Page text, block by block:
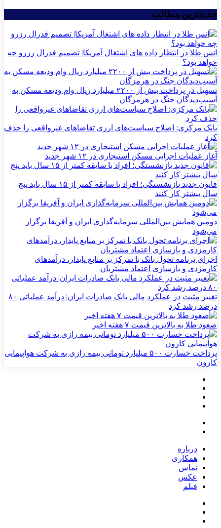
جدیدترین مطالب
انس طلا در انتظار داده های اشتغال آمریکا| تصمیم فدرال رزرو چه
خواهد بود؟
تسهیل در پرداخت بیش از ۲۲۰۰ میلیارد ریال وام ودیعه مسکن به
آسیب‌دیدگان جنگ در هرمزگان
بانک مرکزی: اصلاح سیاست‌های ارزی تقاضاهای غیرواقعی را حذف
کرد
آغاز عملیات اجرایی مسکن استیجاری در ۱۲ شهر جدید
قانون جدید بازنشستگی؛ افراد با سابقه کمتر از ۱۵ سال باید پنج
سال بیشتر کار کنند
دومین همایش بین‌المللی سرمایه‌گذاری ایران و آفریقا برگزار
می‌شود
اجرای برنامه تحول بانک با تمرکز بر منابع پایدار، درآمدهای
کارمزدی و بازسازی اعتماد مشتریان
تغییر مثبت در عملکرد مالی بانک صادرات ایران| درآمد عملیاتی ۸۰
درصد رشد کرد
صعود طلا به بالاترین قیمت ۷ هفته اخیر
پرداخت خسارت ۵۰۰ میلیارد تومانی بیمه رازی به شرکت هواپیمایی
کارون
درباره
همکاری
تماس
عکس
فیلم